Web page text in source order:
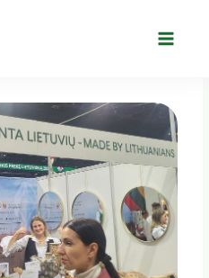
Main